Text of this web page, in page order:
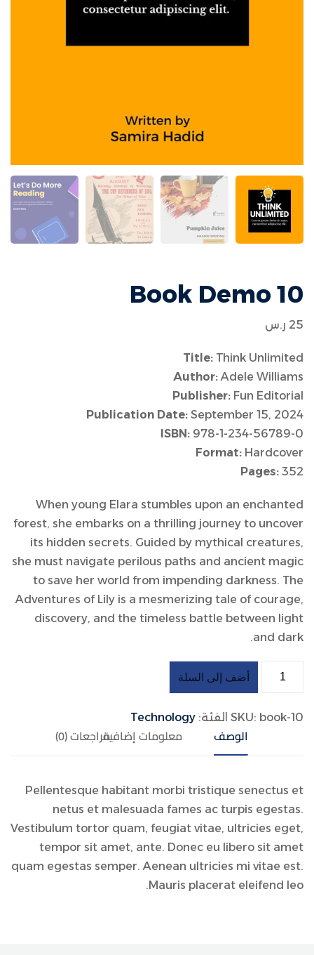
Book Demo 10
25 ر.س
Title: Think Unlimited
Author: Adele Williams
Publisher: Fun Editorial
Publication Date: September 15, 2024
ISBN: 978-1-234-56789-0
Format: Hardcover
Pages: 352
When young Elara stumbles upon an enchanted
forest, she embarks on a thrilling journey to uncover
its hidden secrets. Guided by mythical creatures,
she must navigate perilous paths and ancient magic
to save her world from impending darkness. The
Adventures of Lily is a mesmerizing tale of courage,
discovery, and the timeless battle between light
and dark.
أضف إلى السلة
SKU: book-10 الفئة: Technology
الوصف معلومات إضافيةمراجعات (0)
Pellentesque habitant morbi tristique senectus et
netus et malesuada fames ac turpis egestas.
Vestibulum tortor quam, feugiat vitae, ultricies eget,
tempor sit amet, ante. Donec eu libero sit amet
quam egestas semper. Aenean ultricies mi vitae est.
Mauris placerat eleifend leo.